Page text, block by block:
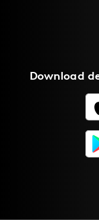
Download